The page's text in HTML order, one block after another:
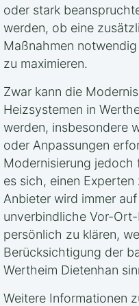
oder stark
werden, ob eine
Maßnahmen
zu maximieren.
Zwar kann die
Heizsystemen in
werden, insbesondere
oder Anpassungen
Modernisierung jedoch
es sich, einen
Anbieter wird immer
unverbindliche Vor-
persönlich zu klären,
Berücksichtigung der
Wertheim Dietenhan
Weitere Informationen